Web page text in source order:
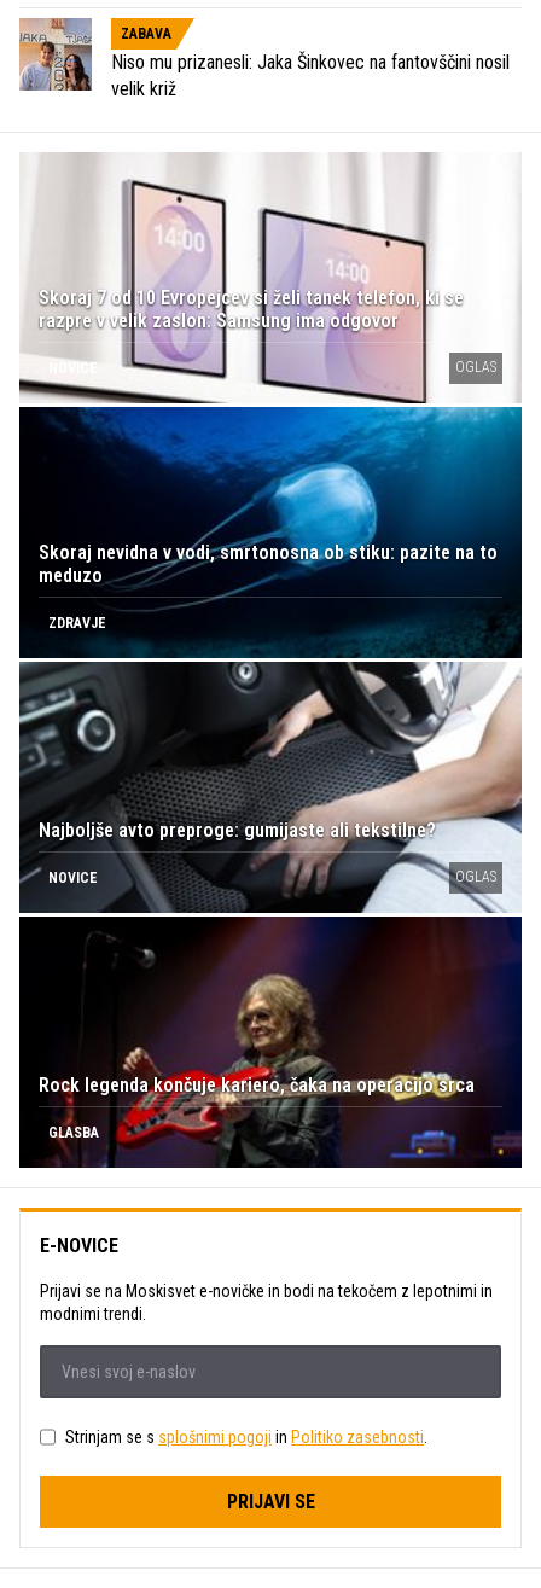
ZABAVA
Niso mu prizanesli: Jaka Šinkovec na fantovščini nosil
velik križ
Skoraj 7 od 10 Evropejcev si želi tanek telefon, ki se
razpre v velik zaslon: Samsung ima odgovor
OGLAS
Skoraj nevidna v vodi, smrtonosna ob stiku: pazite na to
meduzo
ZDRAVJE
Najboljše avto preproge: gumijaste ali tekstilne?
NOVICE OGLAS
Rock legenda končuje kariero, čaka na operacijo srca
GLASBA
E-NOVICE
Prijavi se na Moskisvet e-novičke in bodi na tekočem z lepotnimi in
modnimi trendi.
Strinjam se s splošnimi pogoji in Politiko zasebnosti
PRIJAVI SE